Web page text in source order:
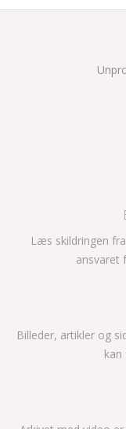
Læs skildringen
ansvaret
Billeder, artikler og
kan